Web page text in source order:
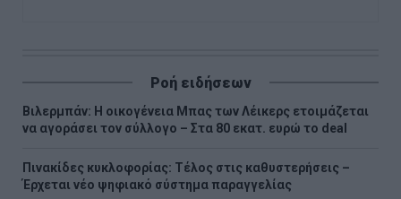
Ροή ειδήσεων
Βιλερμπάν: Η οικογένεια Μπας των Λέικερς ετοιμάζεται
να αγοράσει τον σύλλογο – Στα 80 εκατ. ευρώ το deal
Πινακίδες κυκλοφορίας: Τέλος στις καθυστερήσεις –
Έρχεται νέο ψηφιακό σύστημα παραγγελίας